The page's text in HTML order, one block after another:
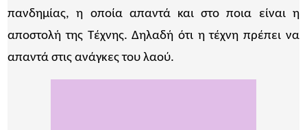
πανδημίας, η οποία απαντά και στο ποια είναι η
αποστολή της Τέχνης. Δηλαδή ότι η τέχνη πρέπει να
απαντά στις ανάγκες του λαού.